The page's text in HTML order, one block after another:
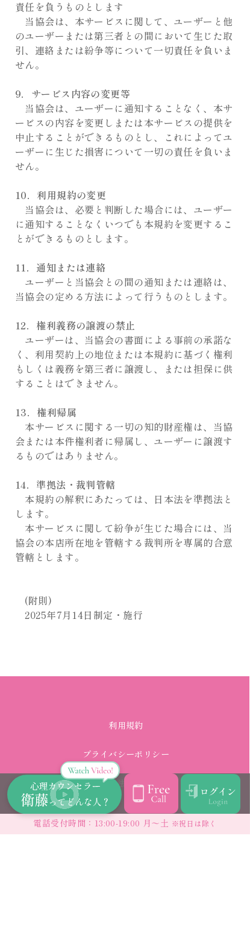
責任を負うものとします
当協会は、本サービスに関して、ユーザーと他
のユーザーまたは第三者との間において生じた取
引、連絡または紛争等について一切責任を負いま
せん。
9．サービス内容の変更等
当協会は、ユーザーに通知することなく、本サ
ービスの内容を変更しまたは本サービスの提供を
中止することができるものとし、これによってユ
ーザーに生じた損害について一切の責任を負いま
せん。
10．利用規約の変更
当協会は、必要と判断した場合には、ユーザー
に通知することなくいつでも本規約を変更するこ
とができるものとします。
11．通知または連絡
ユーザーと当協会との間の通知または連絡は、
当協会の定める方法によって行うものとします。
12．権利義務の譲渡の禁止
ユーザーは、当協会の書面による事前の承諾な
く、利用契約上の地位または本規約に基づく権利
もしくは義務を第三者に譲渡し、または担保に供
することはできません。
13．権利帰属
本サービスに関する一切の知的財産権は、当協
会または本件権利者に帰属し、ユーザーに譲渡す
るものではありません。
14．準拠法・裁判管轄
本規約の解釈にあたっては、日本法を準拠法と
します。
本サービスに関して紛争が生じた場合には、当
協会の本店所在地を管轄する裁判所を専属的合意
管轄とします。
(附則)
2025年7月14日制定・施行
利用規約
プライバシーポリシー
特定商取引法に基づく表記
電話受付時間：13:00-19:00 月〜土 ※祝日は除く